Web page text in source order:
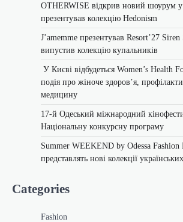
OTHERWISE відкрив новий шоурум у
презентував колекцію Hedonism
J’amemme презентував Resort’27
випустив колекцію купальників
У Києві відбудеться Women’s Health
подія про жіноче здоров’я,
медицину
17-й Одеський міжнародний
Національну конкурсну програму
Summer WEEKEND by Odessa Fashion
представлять нові колекції
Categories
Fashion